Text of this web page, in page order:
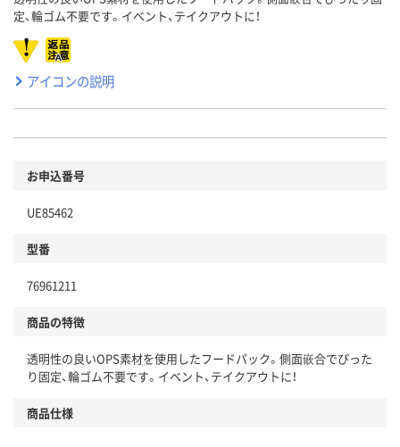
定、輪ゴム不要です。イベント、テイクアウトに！
アイコンの説明
お申込番号
UE85462
型番
76961211
商品の特徴
透明性の良いOPS素材を使用したフードパック。側面嵌合でぴった
り固定、輪ゴム不要です。イベント、テイクアウトに！
商品仕様